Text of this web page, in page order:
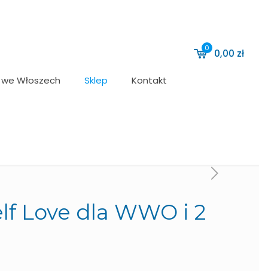
Włoszech Sklep Kontakt
0 0,00 zł
Love dla WWO i 2